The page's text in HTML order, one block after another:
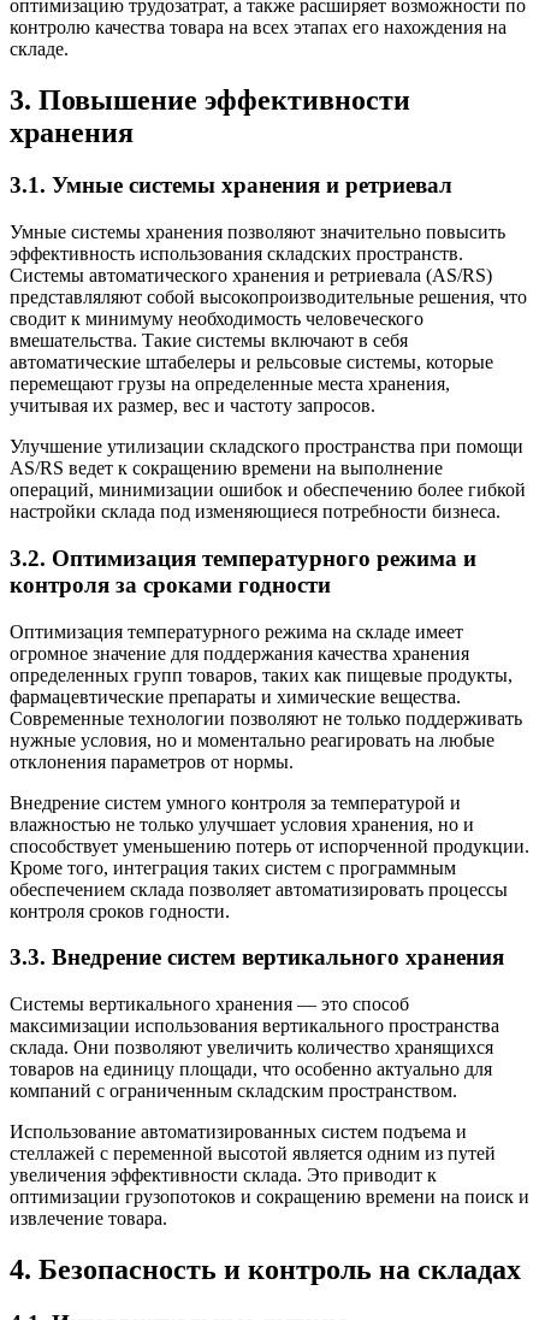
оптимизацию трудозатрат, а также расширяет возможности по
контролю качества товара на всех этапах его нахождения на
складе.
3. Повышение эффективности
хранения
3.1. Умные системы хранения и ретриевал
Умные системы хранения позволяют значительно повысить
эффективность использования складских пространств.
Системы автоматического хранения и ретриевала (AS/RS)
представляляют собой высокопроизводительные решения, что
сводит к минимуму необходимость человеческого
вмешательства. Такие системы включают в себя
автоматические штабелеры и рельсовые системы, которые
перемещают грузы на определенные места хранения,
учитывая их размер, вес и частоту запросов.
Улучшение утилизации складского пространства при помощи
AS/RS ведет к сокращению времени на выполнение
операций, минимизации ошибок и обеспечению более гибкой
настройки склада под изменяющиеся потребности бизнеса.
3.2. Оптимизация температурного режима и
контроля за сроками годности
Оптимизация температурного режима на складе имеет
огромное значение для поддержания качества хранения
определенных групп товаров, таких как пищевые продукты,
фармацевтические препараты и химические вещества.
Современные технологии позволяют не только поддерживать
нужные условия, но и моментально реагировать на любые
отклонения параметров от нормы.
Внедрение систем умного контроля за температурой и
влажностью не только улучшает условия хранения, но и
способствует уменьшению потерь от испорченной продукции.
Кроме того, интеграция таких систем с программным
обеспечением склада позволяет автоматизировать процессы
контроля сроков годности.
3.3. Внедрение систем вертикального хранения
Системы вертикального хранения — это способ
максимизации использования вертикального пространства
склада. Они позволяют увеличить количество хранящихся
товаров на единицу площади, что особенно актуально для
компаний с ограниченным складским пространством.
Использование автоматизированных систем подъема и
стеллажей с переменной высотой является одним из путей
увеличения эффективности склада. Это приводит к
оптимизации грузопотоков и сокращению времени на поиск и
извлечение товара.
4. Безопасность и контроль на складах